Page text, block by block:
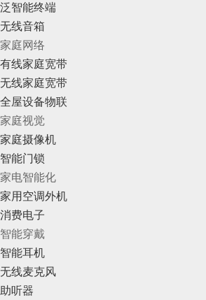
泛智能终端
无线音箱
家庭网络
有线家庭宽带
无线家庭宽带
全屋设备物联
家庭视觉
家庭摄像机
智能门锁
家电智能化
家用空调外机
消费电子
智能穿戴
智能耳机
无线麦克风
助听器